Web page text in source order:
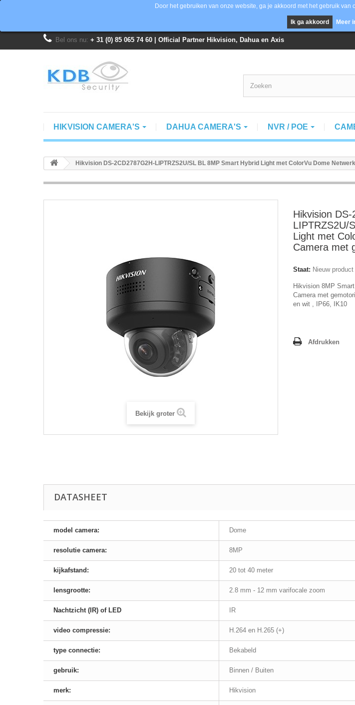
Bel ons nu: + 31 (0) 85 065 74 60 | Official Partner Hikvision, Dahua en Axis
Door het gebruiken van onze website, ga je akkoord met het gebruik
Ik ga akkoord Meer
HIKVISION CAMERA'S DAHUA CAMERA'S NVR / POE
Hikvision DS-2CD2787G2H-LIPTRZS2U/SL BL 8MP Smart Hybrid Light met ColorVu Dome
Bekijk groter
Hikvision
LIPTRZS2U/
Light met
Camera met
Staat: Nieuw product
Hikvision 8MP
Camera met
en wit , IP66, IK10
Afdrukken
DATASHEET
model camera: Dome
resolutie camera: 8MP
kijkafstand: 20 tot 40 meter
lensgrootte: 2.8 mm - 12 mm varifocale zoom
Nachtzicht (IR) of LED IR
video compressie: H.264 en H.265 (+)
type connectie: Bekabeld
gebruik: Binnen / Buiten
merk: Hikvision